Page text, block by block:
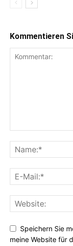
Kommentieren
Speichern Sie
meine Website für